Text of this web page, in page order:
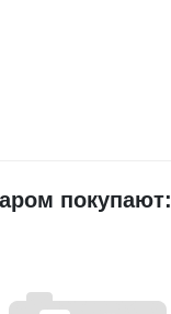
покупают: